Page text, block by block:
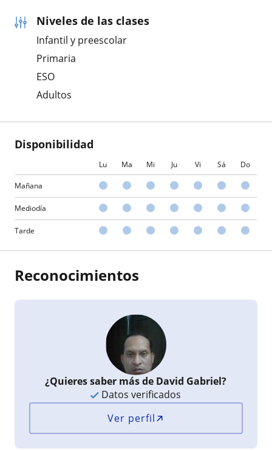
Niveles de las clases
Infantil y preescolar
Primaria
ESO
Adultos
Disponibilidad
Lu Ma Mi Ju Vi Sá Do
Mañana
Mediodía
Tarde
Reconocimientos
¿Quieres saber más de David Gabriel?
Datos verificados
Ver perfil